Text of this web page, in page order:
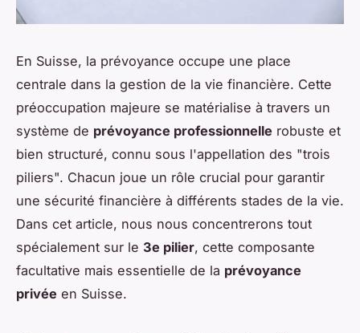
En Suisse, la prévoyance occupe une place
centrale dans la gestion de la vie financière. Cette
préoccupation majeure se matérialise à travers un
système de prévoyance professionnelle robuste et
bien structuré, connu sous l'appellation des "trois
piliers". Chacun joue un rôle crucial pour garantir
une sécurité financière à différents stades de la vie.
Dans cet article, nous nous concentrerons tout
spécialement sur le 3e pilier, cette composante
facultative mais essentielle de la prévoyance
privée en Suisse.